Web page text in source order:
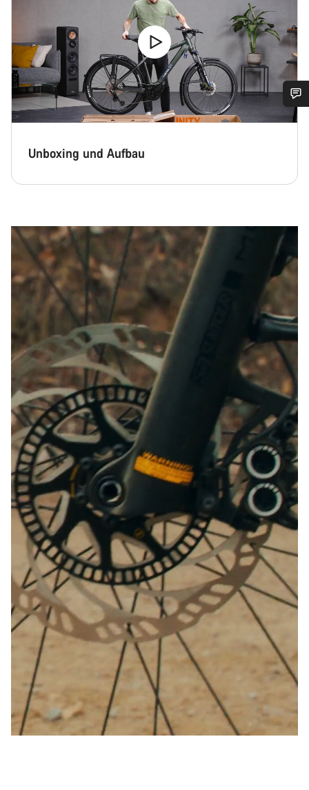
Unboxing und Aufbau
Benötigst du Hilfe?
Unsere Experten stehen dir jetzt im Chat zur Verfügung.
Schließen